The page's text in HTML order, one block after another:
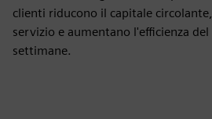
clienti riducono il capitale
servizio e aumentano l'efficienza
settimane.